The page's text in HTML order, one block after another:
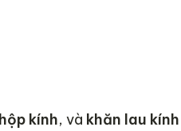
hộp kính, và khăn lau